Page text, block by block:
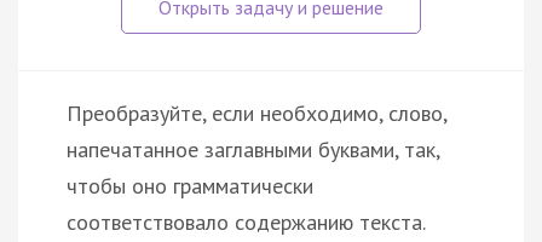
Преобразуйте, если необходимо, слово,
напечатанное заглавными буквами, так,
чтобы оно грамматически
соответствовало содержанию текста.